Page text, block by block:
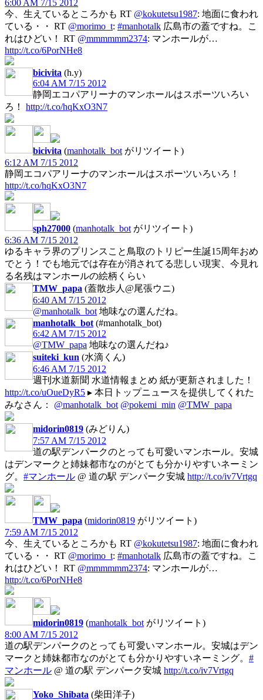
6:00 AM 7/15 2012
今、生えているところかも RT @kokutetsu1987: 地面に食われ
ている・・ RT @morimo_t: #manhotalk 広島市の蓋ですね。こ
れはひどい！ RT @mmmmmm2374: マンホールが…
http://t.co/6PorNHe8
bicivita (h.y)
6:04 AM 7/15 2012
静岡エコパアリーナのマンホールはスポーツいろい
ろ！ http://t.co/hqKxO3N7
bicivita (manhotalk_bot がリツイート)
6:12 AM 7/15 2012
静岡エコパアリーナのマンホールはスポーツいろいろ！
http://t.co/hqKxO3N7
sph27000 (manhotalk_bot がリツイート)
6:36 AM 7/15 2012
ゆるキャラ界のプリンスこと鳥取のトリピー生誕15周年おめ
でとう！でも地元では存在が消されてる悲しい現実、今見れ
る名残はマンホールの絵柄くらい
TMW_papa (蓋散歩人@尾張ウニ)
6:40 AM 7/15 2012
@manhotalk_bot 地味なの選んだね。
manhotalk_bot (#manhotalk_bot)
6:42 AM 7/15 2012
@TMW_papa 地味なの選んだね♪
suiteki_kun (水滴くん)
6:46 AM 7/15 2012
週刊水道新聞 水道情報まとめ 紙が更新されました！
http://t.co/uOueDyR5 ▸ 本日トップニュースを提供してくれた
みなさん： @manhotalk_bot @pokemi_min @TMW_papa
midorin0819 (みどりん)
7:57 AM 7/15 2012
道の駅デンパークのとっても可愛いマンホール。安城
はデンマークと姉妹都市なのがとても分かりやすいネーミン
グ。 #マンホール @ 道の駅 デンパーク安城 http://t.co/iv7Vrtgq
TMW_papa (midorin0819 がリツイート)
7:59 AM 7/15 2012
今、生えているところかも RT @kokutetsu1987: 地面に食われ
ている・・ RT @morimo_t: #manhotalk 広島市の蓋ですね。こ
れはひどい！ RT @mmmmmm2374: マンホールが…
http://t.co/6PorNHe8
midorin0819 (manhotalk_bot がリツイート)
8:00 AM 7/15 2012
道の駅デンパークのとっても可愛いマンホール。安城はデン
マークと姉妹都市なのがとても分かりやすいネーミング。 #
マンホール @ 道の駅 デンパーク安城 http://t.co/iv7Vrtgq
Yoko_Shibata (柴田洋子)